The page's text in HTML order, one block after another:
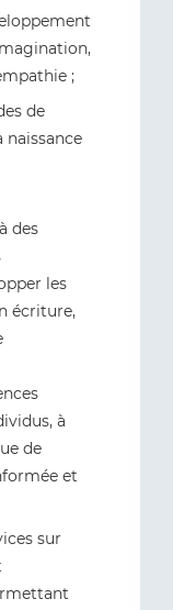
;
de
naissance
des
les
écriture,
à
de
et
sur